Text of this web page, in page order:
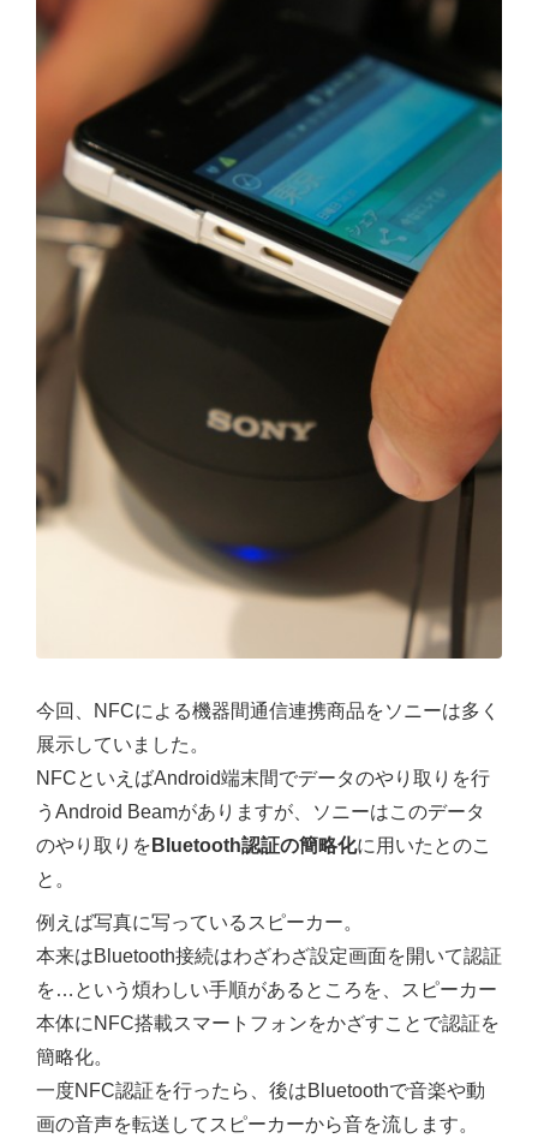
今回、NFCによる機器間通信連携商品をソニーは多く
展示していました。
NFCといえばAndroid端末間でデータのやり取りを行
うAndroid Beamがありますが、ソニーはこのデータ
のやり取りを Bluetooth認証の簡略化に用いたとのこ
と。
例えば写真に写っているスピーカー。
本来はBluetooth接続はわざわざ設定画面を開いて認証
を…という煩わしい手順があるところを、スピーカー
本体にNFC搭載スマートフォンをかざすことで認証を
簡略化。
一度NFC認証を行ったら、後はBluetoothで音楽や動
画の音声を転送してスピーカーから音を流します。